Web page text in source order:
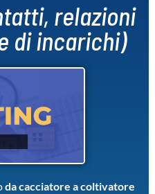
relazioni
di incarichi)
da cacciatore a coltivatore